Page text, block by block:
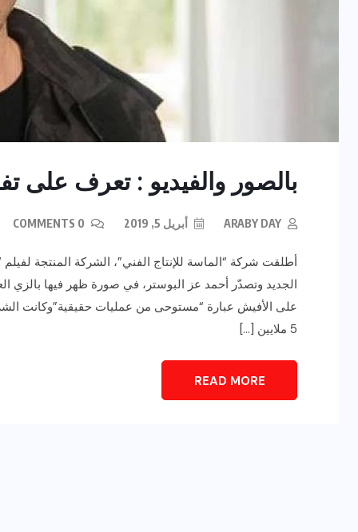
بالصور والفيديو : تعرف على
ARABY DAY أبريل 5, 2019
أطلقت شركة “الماسة للإنتاج الفني”، الشركة المنتجة
الجديد وتصدّر أحمد عز البوستر، في صورة ظهر فيها بالزي
على الأفيش عبارة “مستوحى من عمليات حقيقية”وكانت
5 ملايين […]
READ MORE